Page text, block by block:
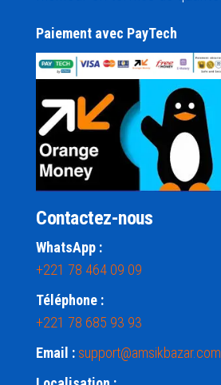
Paiement avec PayTech
Contactez-nous
WhatsApp :
+221 78 464 09 09
Téléphone :
+221 78 685 93 93
Email : support@amsikbazar.com